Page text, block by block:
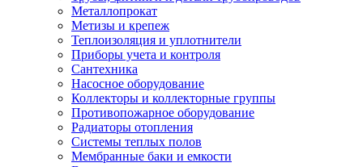
Металлопрокат
Метизы и крепеж
Теплоизоляция и уплотнители
Приборы учета и контроля
Сантехника
Насосное оборудование
Коллекторы и коллекторные группы
Противопожарное оборудование
Радиаторы отопления
Системы теплых полов
Мембранные баки и емкости